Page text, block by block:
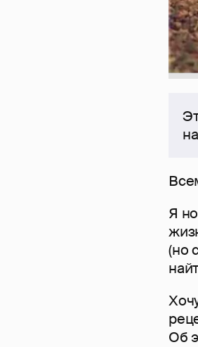
Я
(но
Об